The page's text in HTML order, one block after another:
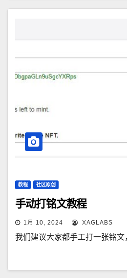
教程 社区原创
手动打铭文教程
1月 10, 2024 XAGLABS
我们建议大家都手工打一张铭